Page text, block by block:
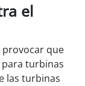
el
provocar que
turbinas
las turbinas